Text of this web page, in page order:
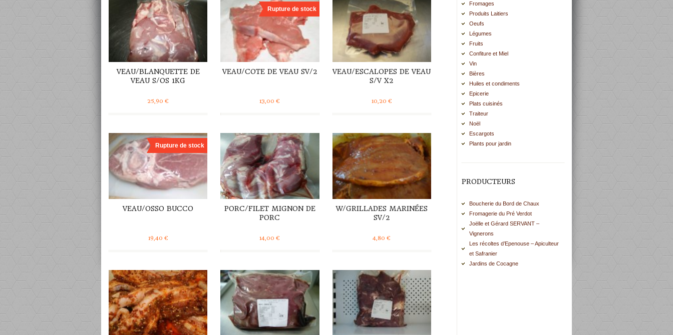
VEAU/BLANQUETTE DE
VEAU S/OS 1KG
25,90€
Rupture de stock
VEAU/COTE DE VEAU SV/2
13,00€
VEAU/ESCALOPES DE VEAU
S/V X2
10,20 €
Rupture de stock
DÉTAILS
VEAU/OSSO BUCCO
19,40 €
DÉTAILS
PORC/FILET MIGNON DE
PORC
14,00€
DÉTAILS
W/GRILLADES MARINÉES
SV/2
4,80€
DÉTAILS DÉTAILS DÉTAILS
Fromages
Produits Laitiers
Oeufs
Légumes
Fruits
Confiture et Miel
Vin
Bières
Huiles et condiments
Epicerie
Plats cuisinés
Traiteur
Noël
Escargots
Plants pour jardin
PRODUCTEURS
Boucherie du Bord de Chaux
Fromagerie du Pré Verdot
Joëlle et Gérard SERVANT –
Vignerons
Les récoltes d’Epenouse – Apiculteur
et Safranier
Jardins de Cocagne